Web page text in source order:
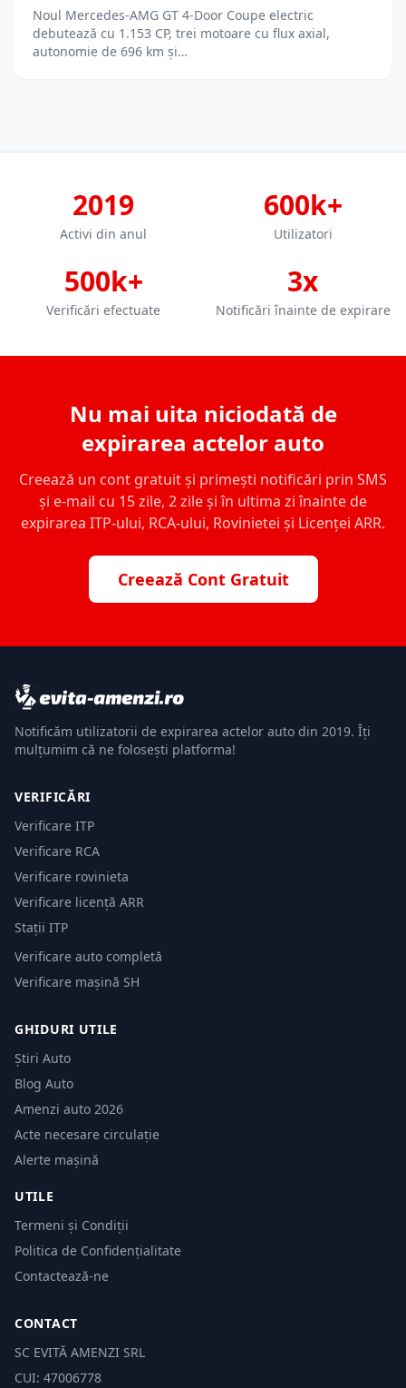
Noul Mercedes-AMG GT 4-Door Coupe electric
debutează cu 1.153 CP, trei motoare cu flux axial,
autonomie de 696 km și…
2019
Activi din anul
600k+
Utilizatori
500k+
Verificări efectuate
3x
Notificări înainte de expirare
Nu mai uita niciodată de
expirarea actelor auto
Creează un cont gratuit și primești notificări prin SMS
și e-mail cu 15 zile, 2 zile și în ultima zi înainte de
expirarea ITP-ului, RCA-ului, Rovinietei și Licenței ARR.
Creează Cont Gratuit
Notificăm utilizatorii de expirarea actelor auto din 2019. Îți
mulțumim că ne folosești platforma!
VERIFICĂRI
Verificare ITP
Verificare RCA
Verificare rovinieta
Verificare licență ARR
Stații ITP
Verificare auto completă
Verificare mașină SH
GHIDURI UTILE
Știri Auto
Blog Auto
Amenzi auto 2026
Acte necesare circulație
Alerte mașină
UTILE
Termeni și Condiții
Politica de Confidențialitate
Contactează-ne
CONTACT
SC EVITĂ AMENZI SRL
CUI: 47006778